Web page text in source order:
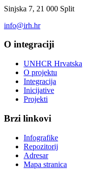
Sinjska 7, 21 000 Split
info@irh.hr
O integraciji
UNHCR Hrvatska
O projektu
Integracija
Inicijative
Projekti
Brzi linkovi
Infografike
Repozitorij
Adresar
Mapa stranica